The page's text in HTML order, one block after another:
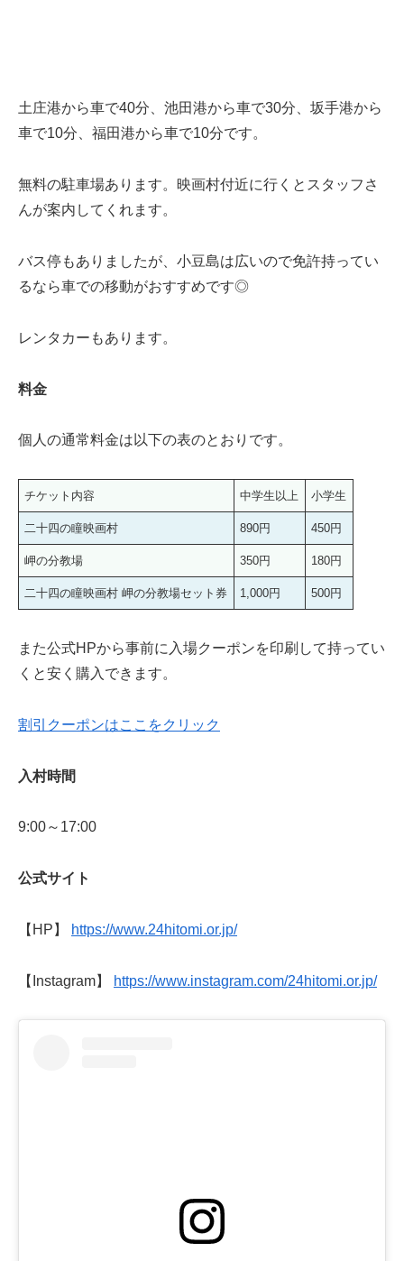
土庄港から車で40分、池田港から車で30分、坂手港から
車で10分、福田港から車で10分です。
無料の駐車場あります。映画村付近に行くとスタッフさ
んが案内してくれます。
バス停もありましたが、小豆島は広いので免許持ってい
るなら車での移動がおすすめです◎
レンタカーもあります。
料金
個人の通常料金は以下の表のとおりです。
チケット内容 中学生以上 小学生
二十四の瞳映画村 890円 450円
岬の分教場 350円 180円
二十四の瞳映画村 岬の分教場セット券 1,000円 500円
また公式HPから事前に入場クーポンを印刷して持ってい
くと安く購入できます。
割引クーポンはここをクリック
入村時間
9:00～17:00
公式サイト
【HP】 https://www.24hitomi.or.jp/
【Instagram】 https://www.instagram.com/24hitomi.or.jp/